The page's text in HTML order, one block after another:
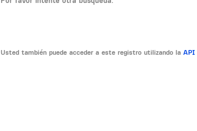
Usted también puede acceder a este registro utilizando la API